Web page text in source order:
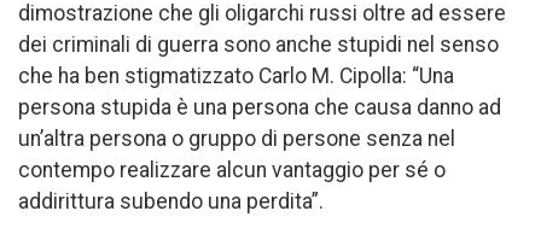
dimostrazione che gli oligarchi russi oltre ad essere
dei criminali di guerra sono anche stupidi nel senso
che ha ben stigmatizzato Carlo M. Cipolla: “Una
persona stupida è una persona che causa danno ad
un’altra persona o gruppo di persone senza nel
contempo realizzare alcun vantaggio per sé o
addirittura subendo una perdita”.